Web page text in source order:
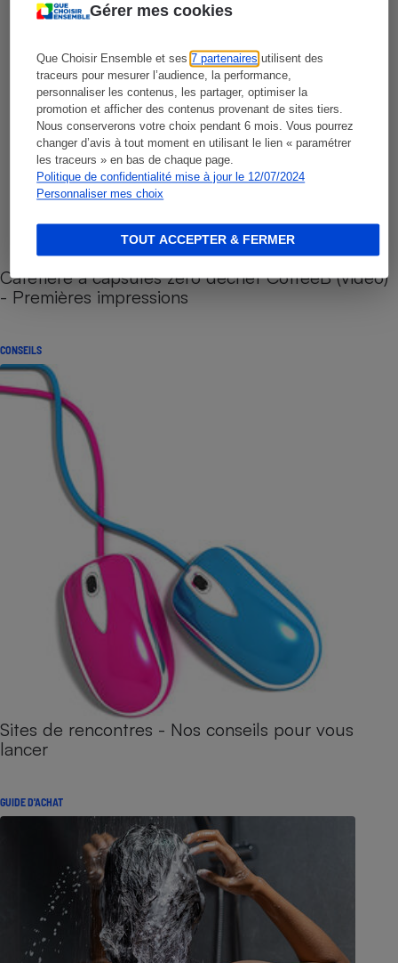
Gérer mes cookies
Que Choisir Ensemble et ses7 partenaires utilisent des
traceurs pour mesurer l’audience, la performance,
personnaliser les contenus, les partager, optimiser la
promotion et afficher des contenus provenant de sites tiers.
Nous conserverons votre choix pendant 6 mois. Vous pourrez
changer d’avis à tout moment en utilisant le lien « paramétrer
les traceurs » en bas de chaque page.
Politique de confidentialité mise à jour le 12/07/2024
Personnaliser mes choix
TOUT ACCEPTER & FERMER
Cafetière à capsules zéro déchet CoffeeB (vidéo)
- Premières impressions
CONSEILS
Sites de rencontres - Nos conseils pour vous
lancer
GUIDE D'ACHAT